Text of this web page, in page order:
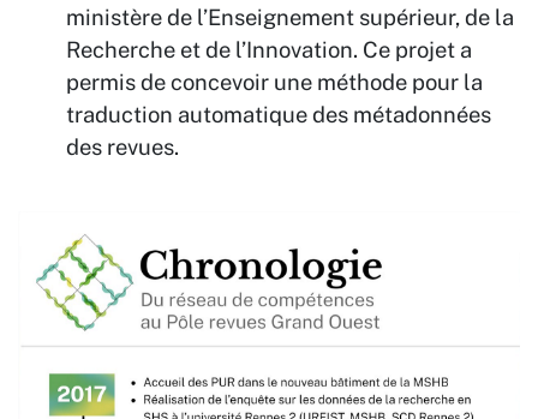
ministère de l’Enseignement supérieur, de la
Recherche et de l’Innovation. Ce projet a
permis de concevoir une méthode pour la
traduction automatique des métadonnées
des revues.